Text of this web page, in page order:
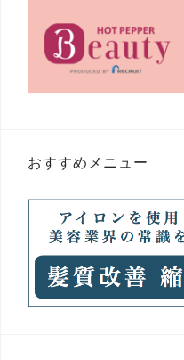
おすすめメニュー